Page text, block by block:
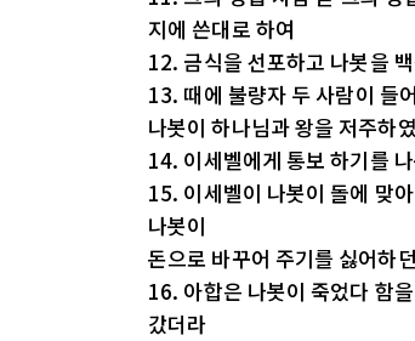
지에 쓴대로 하여
12. 금식을 선포하고 나봇을
13. 때에 불량자 두 사람이 들
나봇이 하나님과 왕을 저주하
14. 이세벨에게 통보 하기를
15. 이세벨이 나봇이 돌에 맞
나봇이
돈으로 바꾸어 주기를 싫어하
16. 아합은 나봇이 죽었다 함
갔더라